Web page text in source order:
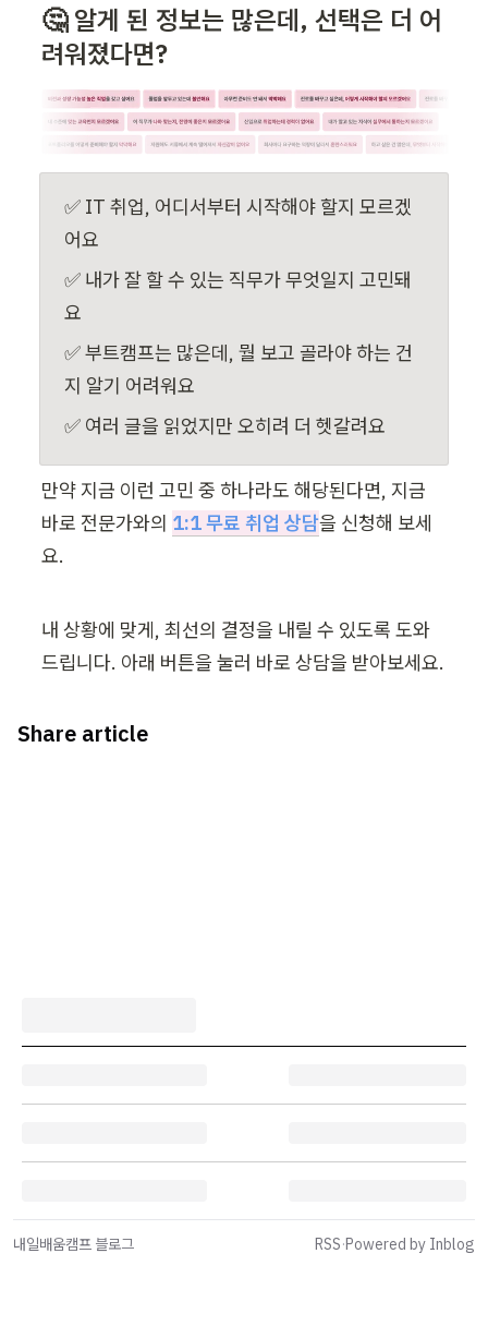
🤔 알게 된 정보는 많은데, 선택은 더 어
려워졌다면?
✅ IT 취업, 어디서부터 시작해야 할지 모르겠
어요
✅ 내가 잘 할 수 있는 직무가 무엇일지 고민돼
요
✅ 부트캠프는 많은데, 뭘 보고 골라야 하는 건
지 알기 어려워요
✅ 여러 글을 읽었지만 오히려 더 헷갈려요
만약 지금 이런 고민 중 하나라도 해당된다면, 지금
바로 전문가와의 1:1 무료 취업 상담을 신청해 보세
요.
내 상황에 맞게, 최선의 결정을 내릴 수 있도록 도와
드립니다. 아래 버튼을 눌러 바로 상담을 받아보세요.
Share article
내일배움캠프 블로그 RSS·Powered by Inblog